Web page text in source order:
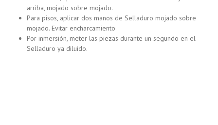
arriba, mojado sobre mojado.
Para pisos, aplicar dos manos de Selladuro mojado sobre
mojado. Evitar encharcamiento
Por inmersión, meter las piezas durante un segundo en el
Selladuro ya diluido.